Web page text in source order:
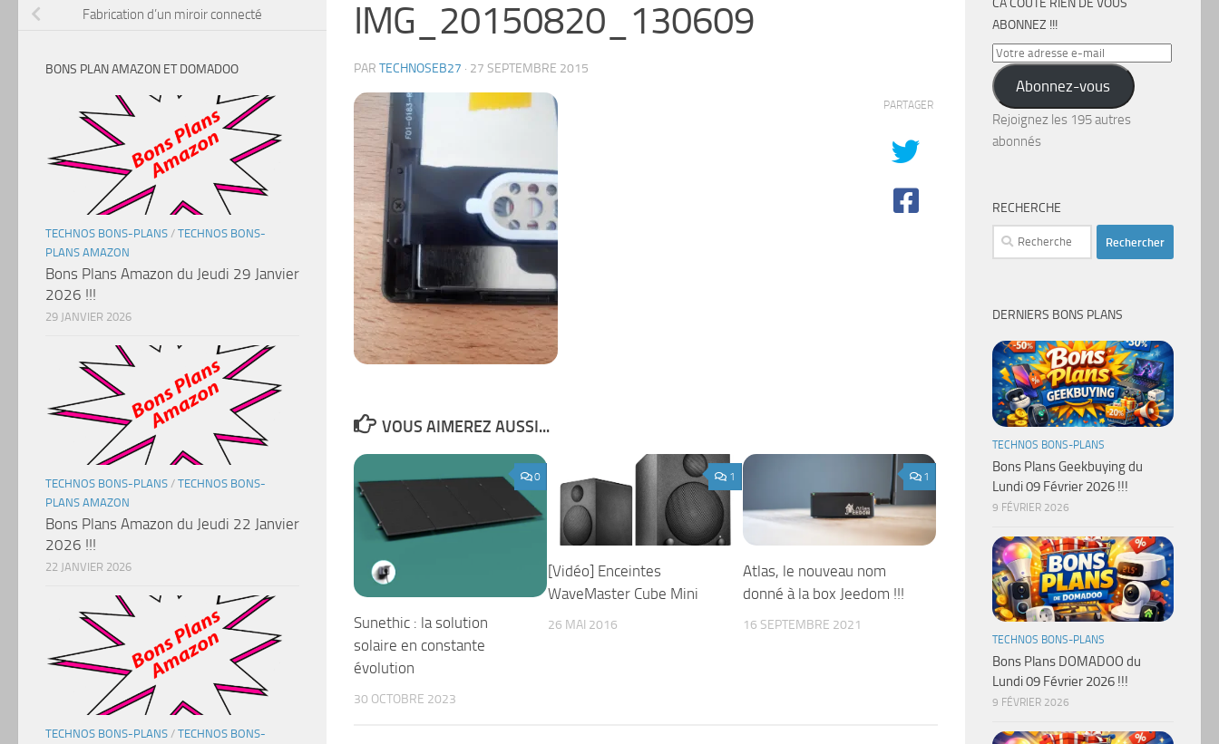
IMG_20150820_130609
PAR TECHNOSEB27 · 27 SEPTEMBRE 2015
PARTAGER
VOUS AIMEREZ AUSSI...
0
Sunethic : la solution
solaire en constante
évolution
30 OCTOBRE 2023
1
[Vidéo] Enceintes
WaveMaster Cube Mini
26 MAI 2016
1
Atlas, le nouveau nom
donné à la box Jeedom !!!
16 SEPTEMBRE 2021
Fabrication d’un miroir connecté
BONS PLAN AMAZON ET DOMADOO
TECHNOS BONS-PLANS / TECHNOS BONS-
PLANS AMAZON
Bons Plans Amazon du Jeudi 29 Janvier
2026 !!!
29 JANVIER 2026
TECHNOS BONS-PLANS / TECHNOS BONS-
PLANS AMAZON
Bons Plans Amazon du Jeudi 22 Janvier
2026 !!!
22 JANVIER 2026
TECHNOS BONS-PLANS / TECHNOS BONS-
CA COÛTE RIEN DE VOUS
ABONNEZ !!!
Votre
adresse
e-
mail
Abonnez-vous
Rejoignez les 195 autres
abonnés
RECHERCHE
Rechercher :
DERNIERS BONS PLANS
TECHNOS BONS-PLANS
Bons Plans Geekbuying du
Lundi 09 Février 2026 !!!
9 FÉVRIER 2026
TECHNOS BONS-PLANS
Bons Plans DOMADOO du
Lundi 09 Février 2026 !!!
9 FÉVRIER 2026